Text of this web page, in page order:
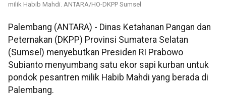
milik Habib Mahdi. ANTARA/HO-DKPP Sumsel
Palembang (ANTARA) - Dinas Ketahanan Pangan dan
Peternakan (DKPP) Provinsi Sumatera Selatan
(Sumsel) menyebutkan Presiden RI Prabowo
Subianto menyumbang satu ekor sapi kurban untuk
pondok pesantren milik Habib Mahdi yang berada di
Palembang.